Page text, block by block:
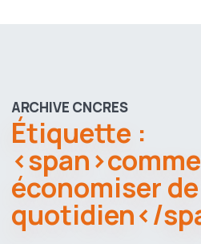
ARCHIVE CNCRES
Étiquette :
économiser
quotidien</